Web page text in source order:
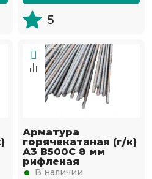
5
Арматура
горячекатаная (г/к)
А3 В500С 8 мм
рифленая
В наличии